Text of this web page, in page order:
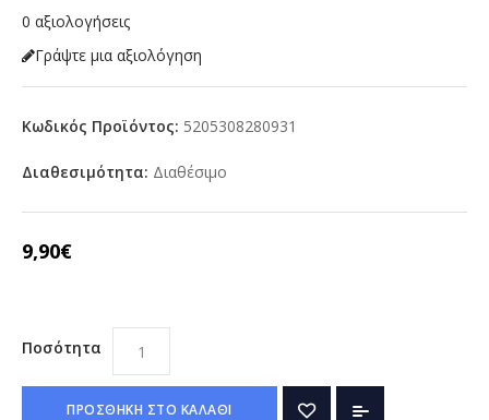
0 αξιολογήσεις
Γράψτε μια αξιολόγηση
Κωδικός Προϊόντος: 5205308280931
Διαθεσιμότητα: Διαθέσιμο
9,90€
Ποσότητα
ΠΡΟΣΘΗΚΗ ΣΤΟ ΚΑΛΑΘΙ